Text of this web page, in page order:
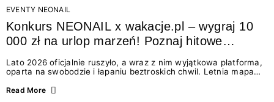
EVENTY NEONAIL
Konkurs NEONAIL x wakacje.pl – wygraj 10
000 zł na urlop marzeń! Poznaj hitowe
Lato 2026 oficjalnie ruszyło, a wraz z nim wyjątkowa platforma,
oparta na swobodzie i łapaniu beztroskich chwil. Letnia mapa
doświadczenia wakacji – od spontanicznych wyjazdów, przez
Read More